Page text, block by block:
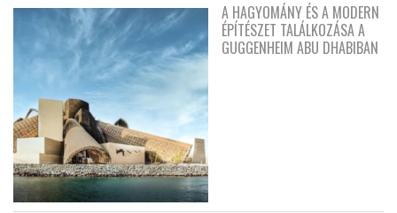
A HAGYOMÁNY ÉS A MODERN
ÉPÍTÉSZET TALÁLKOZÁSA A
GUGGENHEIM ABU DHABIBAN